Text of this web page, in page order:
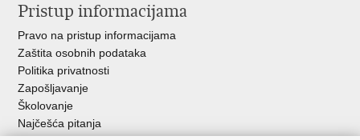
Pristup informacijama
Pravo na pristup informacijama
Zaštita osobnih podataka
Politika privatnosti
Zapošljavanje
Školovanje
Najčešća pitanja